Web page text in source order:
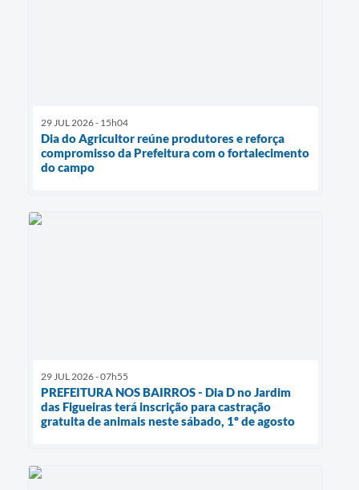
29 JUL 2026 - 15h04
Dia do Agricultor reúne produtores e reforça
compromisso da Prefeitura com o fortalecimento
do campo
29 JUL 2026 - 07h55
PREFEITURA NOS BAIRROS - Dia D no Jardim
das Figueiras terá inscrição para castração
gratuita de animais neste sábado, 1º de agosto